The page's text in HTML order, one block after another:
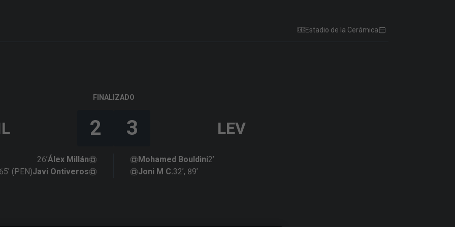
Estadio de la Cerámica
FINALIZADO
2 3 LEV
26’Álex Millán
65’ (PEN)Javi Ontiveros
2’
Mohamed Bouldini
32’, 89’
Joni M C.